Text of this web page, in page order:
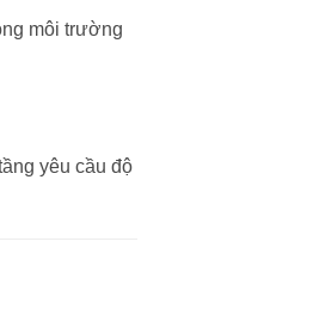
môi trường
yêu cầu độ